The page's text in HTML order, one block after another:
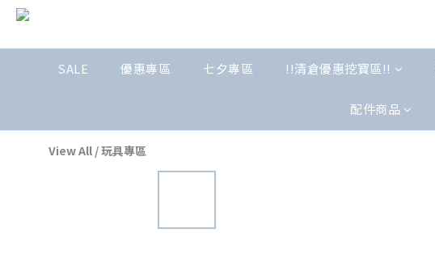
SALE 優惠專區 七夕專區 !!清倉優惠挖寶區!!
配件商品
View All /玩具專區